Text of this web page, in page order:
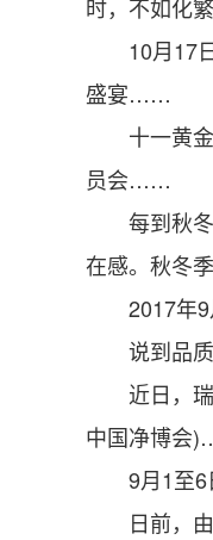
时，不如化
10月17日
盛宴……
十一黄金
员会……
每到秋冬
在感。秋冬季
2017年9
说到品质
近日，瑞
中国净博会
9月1至6
日前，由